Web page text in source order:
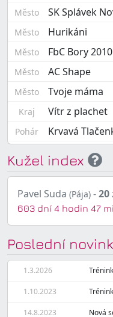
Město SK Splávek
Město Hurikáni
Město FbC Bory 2010
Město AC Shape
Město Tvoje máma
Kraj Vítr z plachet
Pohár Krvavá
Kužel index
Pavel Suda (Pája) -20
603 dní 4 hodin 47
Poslední
1.3.2026
1.10.2023
14.8.2023 Nová